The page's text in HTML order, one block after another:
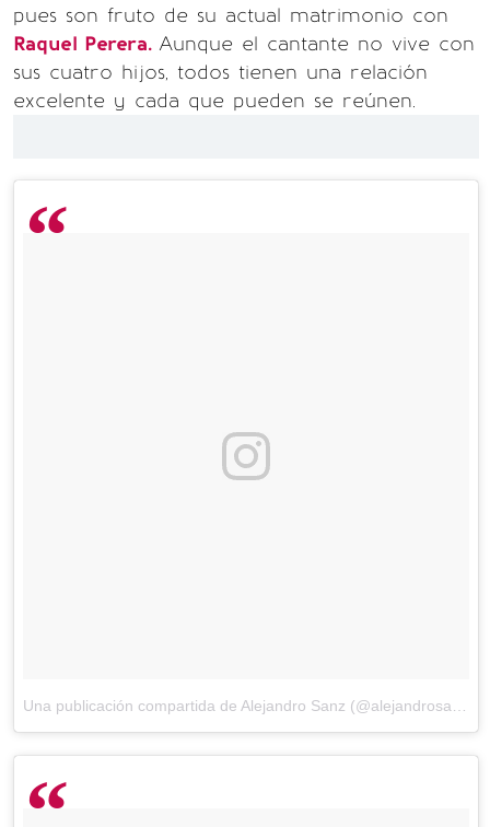
pues son fruto de su actual matrimonio con
Raquel Perera. Aunque el cantante no vive con
sus cuatro hijos, todos tienen una relación
excelente y cada que pueden se reúnen.